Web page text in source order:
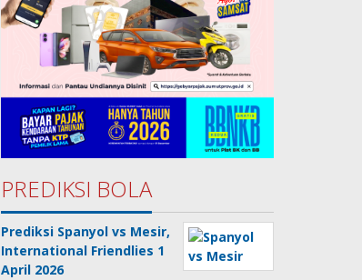
PREDIKSI BOLA
Prediksi Spanyol vs Mesir,
International Friendlies 1
April 2026